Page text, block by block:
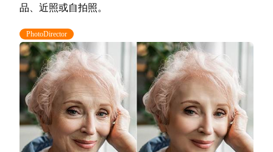
品、近照或自拍照。
PhotoDirector